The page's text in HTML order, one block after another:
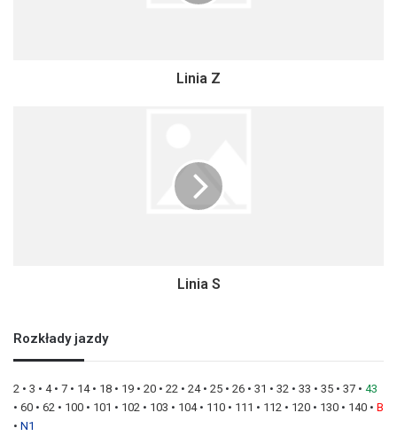
Linia Z
Linia S
Rozkłady jazdy
2 • 3 • 4• 7 • 14• 18 • 19 • 20 • 22 • 24• 25 • 26 • 31 • 32 • 33 • 35 • 37 • 43
• 60 • 62 • 100 • 101 • 102 • 103 • 104• 110 • 111 • 112 • 120 • 130 • 140 • B
• N1